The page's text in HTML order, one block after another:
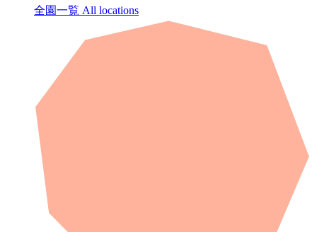
全園一覧 All locations